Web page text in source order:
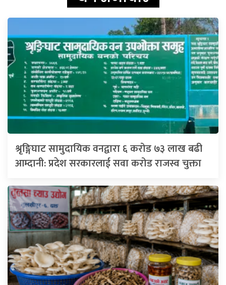
श्रृङ्गिघाट सामुदायिक वनद्वारा ६ करोड ७३ लाख बढी
आम्दानी: प्रदेश सरकारलाई सवा करोड राजस्व चुक्ता